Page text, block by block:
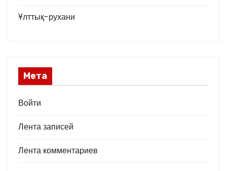
Ұлттық-рухани
Мета
Войти
Лента записей
Лента комментариев